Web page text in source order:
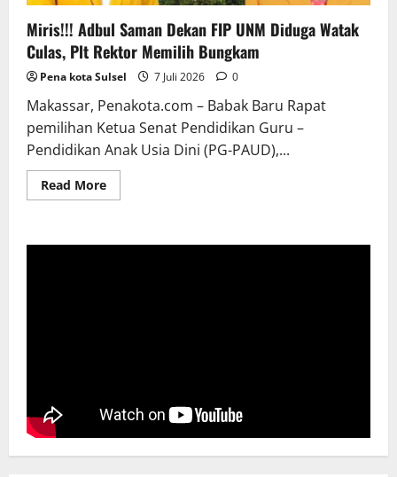
Miris!!! Adbul Saman Dekan FIP UNM Diduga Watak
Culas, Plt Rektor Memilih Bungkam
Pena kota Sulsel 7 Juli 2026 0
Makassar, Penakota.com – Babak Baru Rapat
pemilihan Ketua Senat Pendidikan Guru –
Pendidikan Anak Usia Dini (PG-PAUD),...
Read MoreRead
more
Saman